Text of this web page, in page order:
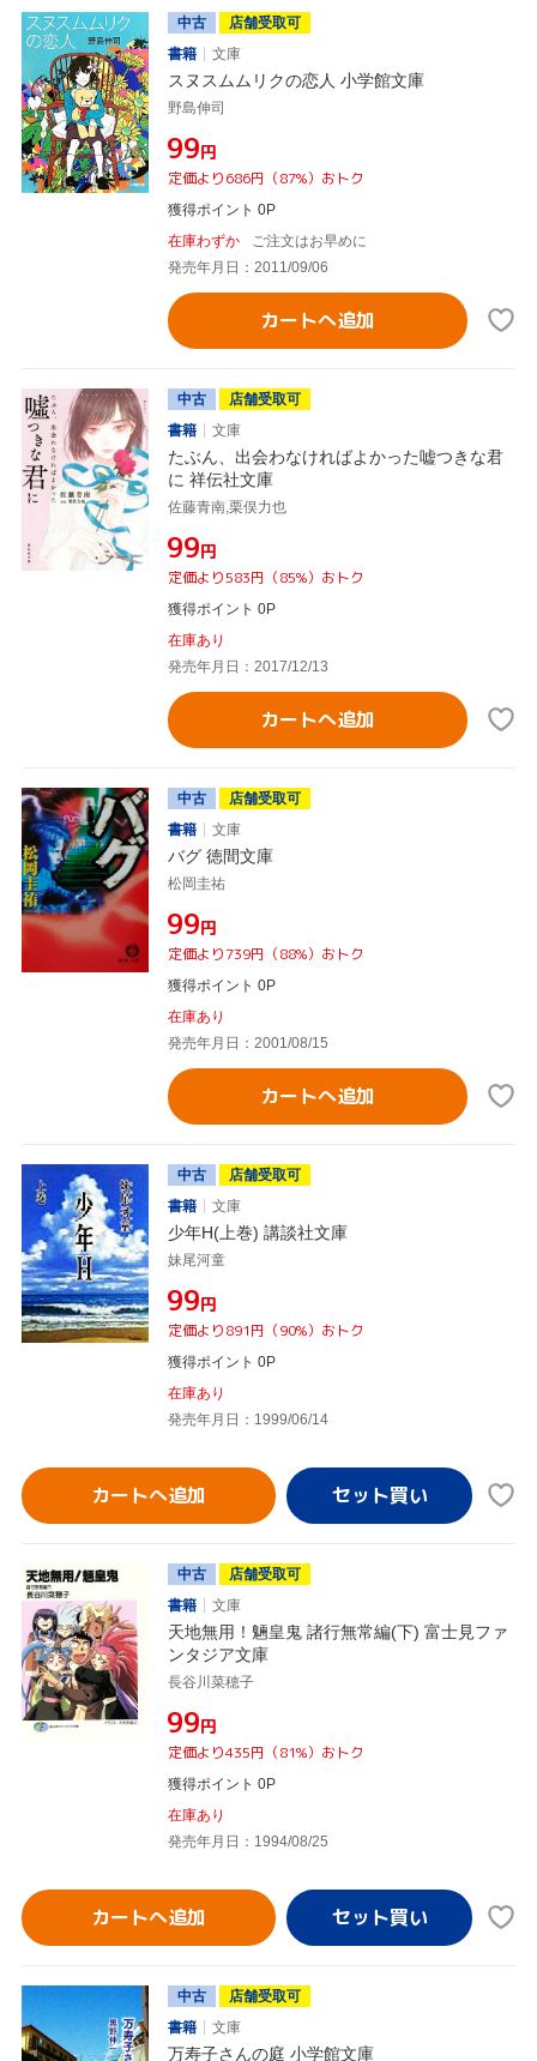
中古
店舗受取可
書籍
文庫
スヌスムムリクの恋人 小学館文庫
野島伸司
¥99円
定価より686円（87%）おトク
獲得ポイント 0P
在庫わずか
ご注文はお早めに
発売年月日：2011/09/06
カートへ追加
中古
店舗受取可
書籍
文庫
たぶん、出会わなければよかった嘘つきな君
に 祥伝社文庫
佐藤青南,栗俣力也
¥99円
定価より583円（85%）おトク
獲得ポイント 0P
在庫あり
発売年月日：2017/12/13
カートへ追加
中古
店舗受取可
書籍
文庫
バグ 徳間文庫
松岡圭祐
¥99円
定価より739円（88%）おトク
獲得ポイント 0P
在庫あり
発売年月日：2001/08/15
カートへ追加
中古
店舗受取可
書籍
文庫
少年H(上巻) 講談社文庫
妹尾河童
¥99円
定価より891円（90%）おトク
獲得ポイント 0P
在庫あり
発売年月日：1999/06/14
カートへ追加
中古
店舗受取可
書籍
文庫
天地無用！魎皇鬼 諸行無常編(下) 富士見ファ
ンタジア文庫
長谷川菜穂子
¥99円
定価より435円（81%）おトク
獲得ポイント 0P
在庫あり
発売年月日：1994/08/25
カートへ追加
中古
店舗受取可
書籍
文庫
万寿子さんの庭 小学館文庫